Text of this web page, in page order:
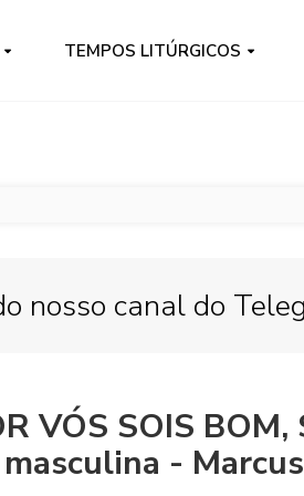
TEMPOS LITÚRGICOS
nosso canal do
VÓS SOIS BOM,
-